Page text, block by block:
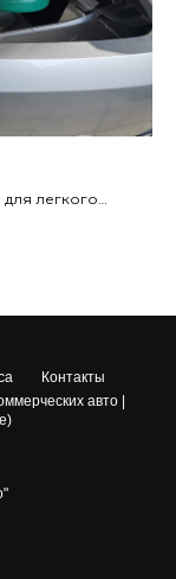
легкого
Контакты
авто |